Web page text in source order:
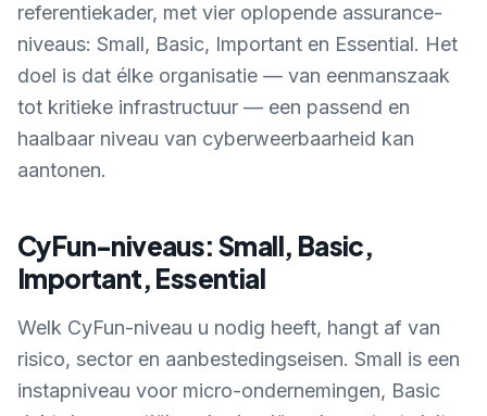
referentiekader, met vier oplopende assurance-
niveaus: Small, Basic, Important en Essential. Het
doel is dat élke organisatie — van eenmanszaak
tot kritieke infrastructuur — een passend en
haalbaar niveau van cyberweerbaarheid kan
aantonen.
CyFun-niveaus: Small, Basic,
Important, Essential
Welk CyFun-niveau u nodig heeft, hangt af van
risico, sector en aanbestedingseisen. Small is een
instapniveau voor micro-ondernemingen, Basic